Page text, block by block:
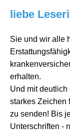
liebe
Sie und wir alle
erhalten.
Und mit deutlich
starkes Zeichen
zu senden! Bis
Unterschriften -